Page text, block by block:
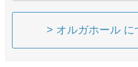
> オルガホール に